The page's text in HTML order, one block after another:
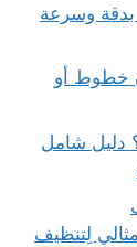
وسرعة
خطوط أو
دليل شامل
لِتنظيف